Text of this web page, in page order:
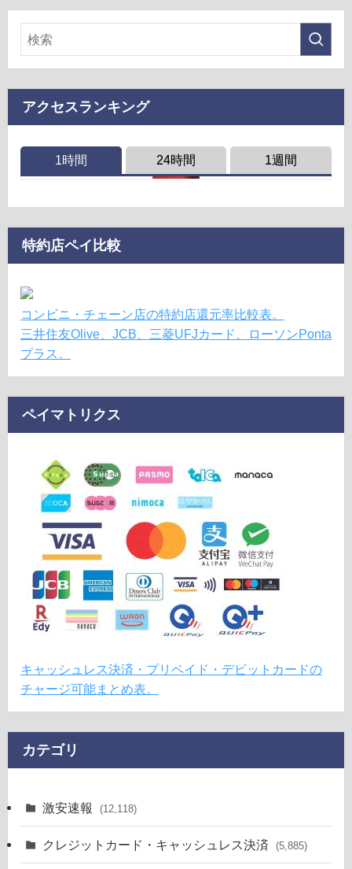
アクセスランキング
1時間 24時間 1週間
特約店ペイ比較
コンビニ・チェーン店の特約店還元率比較表。
三井住友Olive、JCB、三菱UFJカード、ローソンPonta
プラス。
ペイマトリクス
キャッシュレス決済・プリペイド・デビットカードの
チャージ可能まとめ表。
カテゴリ
激安速報 (12,118)
クレジットカード・キャッシュレス決済 (5,885)